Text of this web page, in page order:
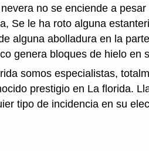
no se enciende a
Se le ha roto alguna
alguna abolladura en la
genera bloques de hielo en
somos especialistas,
prestigio en La florida.
tipo de incidencia en su